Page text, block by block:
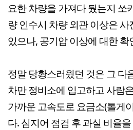
요한 차량을 가져다 뒀는지 쏘
량 인수시 차량 외관 이상은
있으나, 공기압 이상에 대한 확
정말 당황스러웠던 것은 그 다
차만 정비소에 입고하고 사람
가까운 고속도로 요금소(톨게
다. 심지어 점검 후 과실 비율